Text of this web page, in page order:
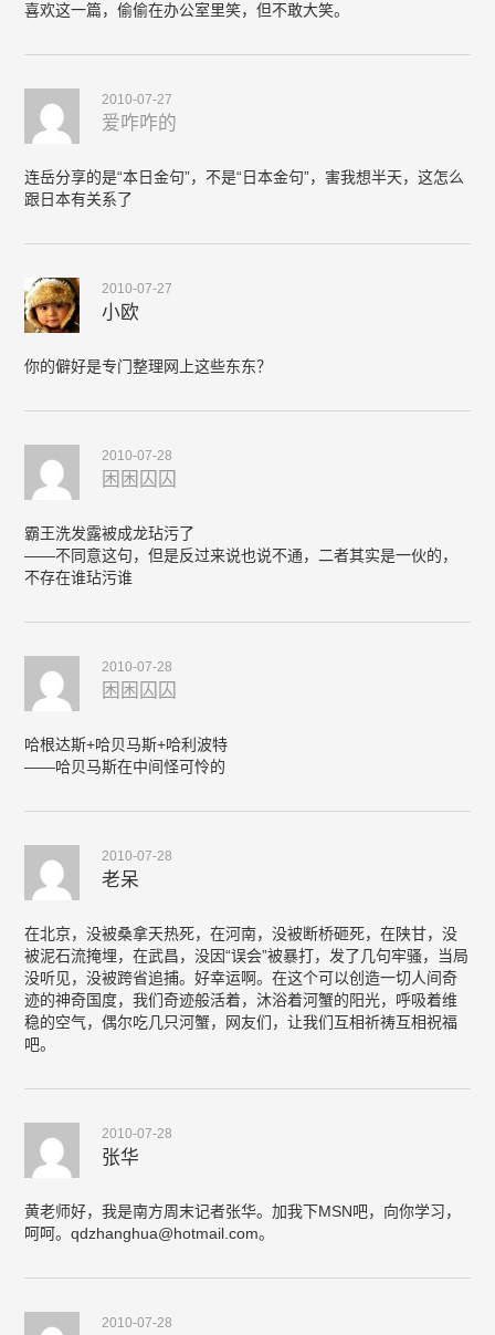
喜欢这一篇，偷偷在办公室里笑，但不敢大笑。
2010-07-27
爱咋咋的
连岳分享的是“本日金句”，不是“日本金句”，害我想半天，这怎么
跟日本有关系了
2010-07-27
小欧
你的僻好是专门整理网上这些东东？
2010-07-28
困困囚囚
霸王洗发露被成龙玷污了
——不同意这句，但是反过来说也说不通，二者其实是一伙的，
不存在谁玷污谁
2010-07-28
困困囚囚
哈根达斯+哈贝马斯+哈利波特
——哈贝马斯在中间怪可怜的
2010-07-28
老呆
在北京，没被桑拿天热死，在河南，没被断桥砸死，在陕甘，没
被泥石流掩埋，在武昌，没因“误会”被暴打，发了几句牢骚，当局
没听见，没被跨省追捕。好幸运啊。在这个可以创造一切人间奇
迹的神奇国度，我们奇迹般活着，沐浴着河蟹的阳光，呼吸着维
稳的空气，偶尔吃几只河蟹，网友们，让我们互相祈祷互相祝福
吧。
2010-07-28
张华
黄老师好，我是南方周末记者张华。加我下MSN吧，向你学习，
呵呵。qdzhanghua@hotmail.com。
2010-07-28